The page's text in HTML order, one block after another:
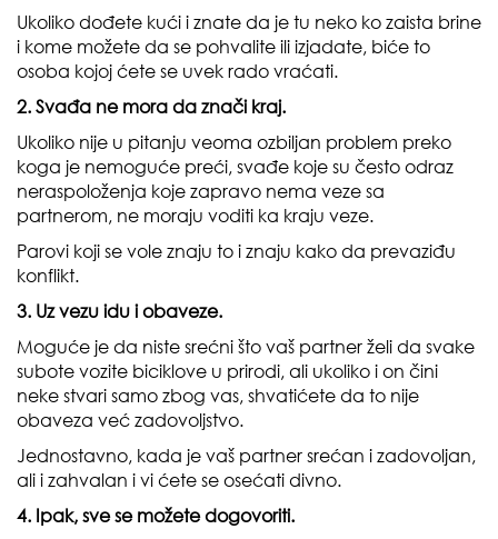
Ukoliko dođete kući i znate da je tu neko ko zaista brine
i kome možete da se pohvalite ili izjadate, biće to
osoba kojoj ćete se uvek rado vraćati.
2. Svađa ne mora da znači kraj.
Ukoliko nije u pitanju veoma ozbiljan problem preko
koga je nemoguće preći, svađe koje su često odraz
neraspoloženja koje zapravo nema veze sa
partnerom, ne moraju voditi ka kraju veze.
Parovi koji se vole znaju to i znaju kako da prevaziđu
konflikt.
3. Uz vezu idu i obaveze.
Moguće je da niste srećni što vaš partner želi da svake
subote vozite biciklove u prirodi, ali ukoliko i on čini
neke stvari samo zbog vas, shvatićete da to nije
obaveza već zadovoljstvo.
Jednostavno, kada je vaš partner srećan i zadovoljan,
ali i zahvalan i vi ćete se osećati divno.
4. Ipak, sve se možete dogovoriti.